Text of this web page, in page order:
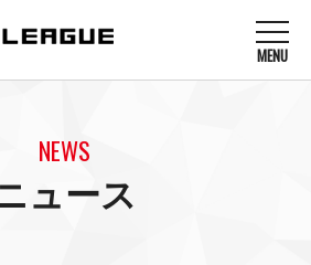
MENU
NEWS
ュース